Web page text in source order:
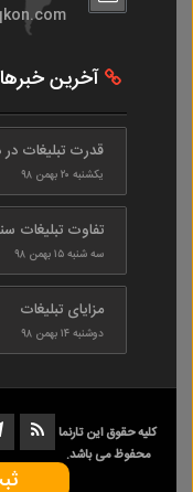
آخرین خبرها
قدرت تبلیغات در
یکشنبه ۲۰ بهمن ۹۸
تفاوت تبلیغات
سه شنبه ۱۵ بهمن ۹۸
مزایای تبلیغات
دوشنبه ۱۴ بهمن ۹۸
کلیه حقوق این تارنما
محفوظ می باشد.